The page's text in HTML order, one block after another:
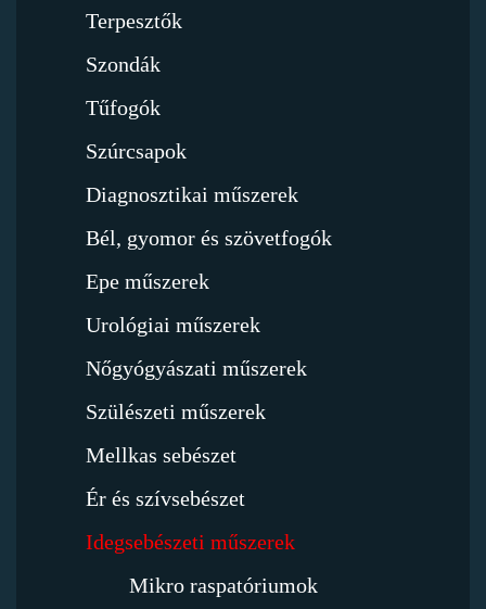
Terpesztők
Szondák
Tűfogók
Szúrcsapok
Diagnosztikai műszerek
Bél, gyomor és szövetfogók
Epe műszerek
Urológiai műszerek
Nőgyógyászati műszerek
Szülészeti műszerek
Mellkas sebészet
Ér és szívsebészet
Idegsebészeti műszerek
Mikro raspatóriumok